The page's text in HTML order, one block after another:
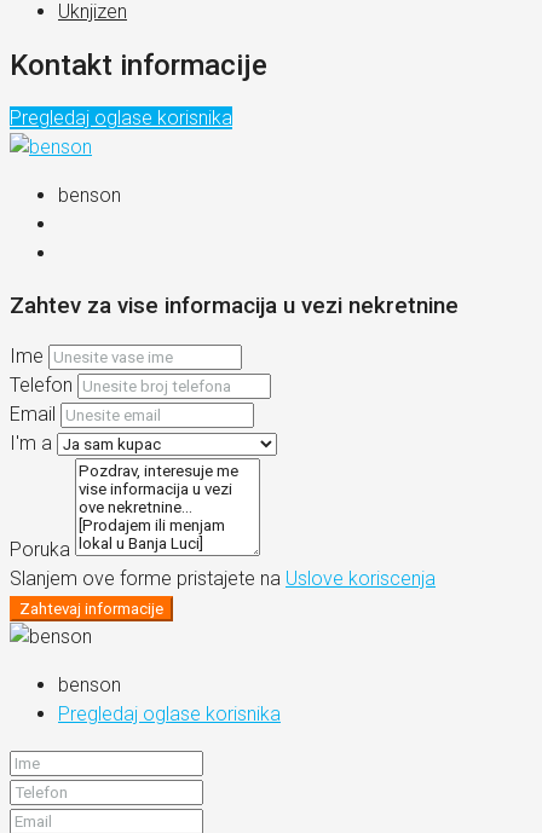
Uknjizen
Kontakt informacije
Pregledaj oglase korisnika
benson
Zahtev za vise informacija u vezi nekretnine
Ime
Telefon
Email
I'm a
Poruka
Slanjem ove forme pristajete na Uslove koriscenja
Zahtevaj informacije
benson
Pregledaj oglase korisnika